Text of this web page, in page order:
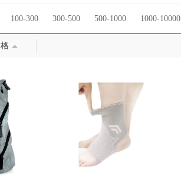
Armani/阿玛尼
FILA/斐乐 Fear Of God
德
吕小军
慕乐
NANJIREN/南极人 NBA鞋会
Fever/粒子狂热
Patagonia/巴塔哥尼亚
准者
ROARINGWILD/咆哮野兽
斯伯丁
Sprandi/斯潘迪 Suprotecyo
添柏岚
ULIGYM
100-300 300-500 500-1000 1000-10000